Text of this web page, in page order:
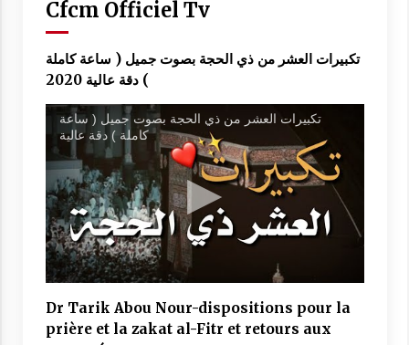
Cfcm Officiel Tv
تكبيرات العشر من ذي الحجة بصوت جميل ( ساعة كاملة
) دقة عالية 2020
تكبيرات العشر من ذي الحجة بصوت جميل ( ساعة
كاملة ) دقة عالية
Dr Tarik Abou Nour-dispositions pour la
prière et la zakat al-Fitr et retours aux